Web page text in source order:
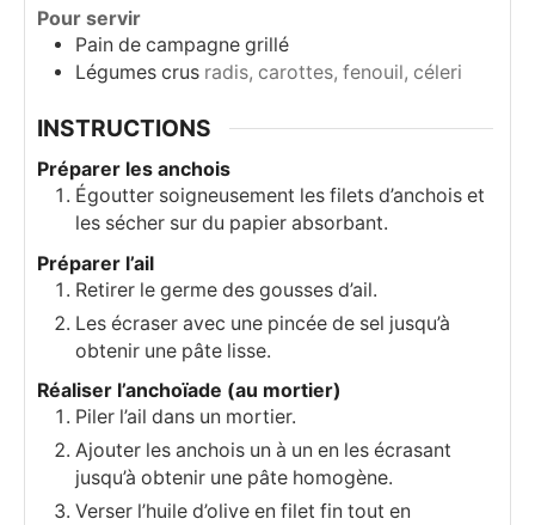
Pour servir
Pain de campagne grillé
Légumes crus radis, carottes, fenouil, céleri
INSTRUCTIONS
Préparer les anchois
Égoutter soigneusement les filets d’anchois et
les sécher sur du papier absorbant.
Préparer l’ail
Retirer le germe des gousses d’ail.
Les écraser avec une pincée de sel jusqu’à
obtenir une pâte lisse.
Réaliser l’anchoïade (au mortier)
Piler l’ail dans un mortier.
Ajouter les anchois un à un en les écrasant
jusqu’à obtenir une pâte homogène.
Verser l’huile d’olive en filet fin tout en